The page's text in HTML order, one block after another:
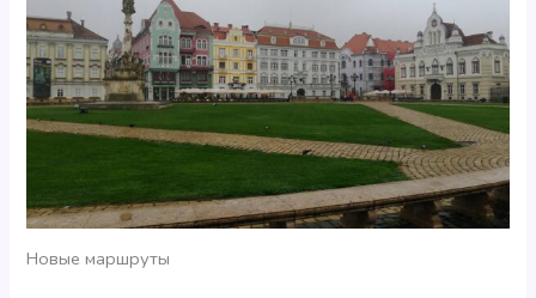
Новые маршруты